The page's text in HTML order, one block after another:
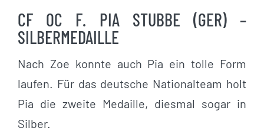
CF OC F. PIA STUBBE (GER) –
SILBERMEDAILLE
Nach Zoe konnte auch Pia ein tolle Form
laufen. Für das deutsche Nationalteam holt
Pia die zweite Medaille, diesmal sogar in
Silber.